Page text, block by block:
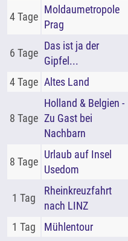
4 Tage
Moldaumetropole
Prag
6 Tage
Das ist ja der
Gipfel...
4 Tage Altes Land
8 Tage
Holland & Belgien -
Zu Gast bei
Nachbarn
8 Tage
Urlaub auf Insel
Usedom
1 Tag
Rheinkreuzfahrt
nach LINZ
1 Tag Mühlentour